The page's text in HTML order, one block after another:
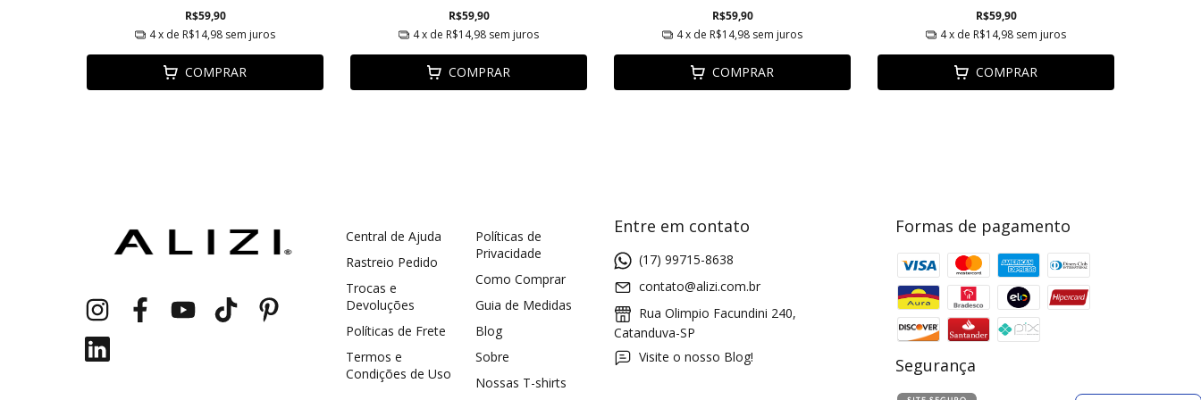
R$59,90
4x de R$14,98 sem juros
COMPRAR
R$59,90
4x de R$14,98 sem juros
COMPRAR
R$59,90
4x de R$14,98 sem juros
COMPRAR
R$59,90
4x de R$14,98 sem juros
COMPRAR
Central de Ajuda
Rastreio Pedido
Trocas e
Devoluções
Políticas de Frete
Termos e
Condições de Uso
Políticas de
Privacidade
Como Comprar
Guia de Medidas
Blog
Sobre
Nossas T-shirts
Entre em contato
(17) 99715-8638
contato@alizi.com.br
Rua Olimpio Facundini 240,
Catanduva-SP
Visite o nosso Blog!
Formas de pagamento
Segurança
Cupom 1a compra: GANHE5